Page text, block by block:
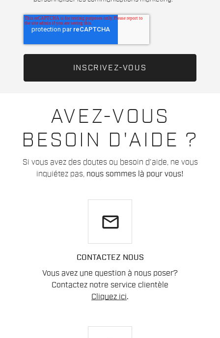
AVEZ-VOUS
BESOIN D'AIDE ?
Si vous avez des doutes ou besoin d'aide, ne vous
inquiétez pas, nous sommes là pour vous!
email
CONTACTEZ NOUS
Vous avez une question à nous poser?
Contactez notre service clientèle
Cliquez ici.